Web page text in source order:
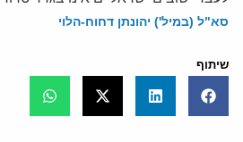
סא"ל (במיל') יהונתן דחוח-הלוי
שיתוף